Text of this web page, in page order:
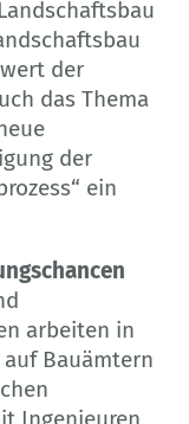
der
das Thema
der
ein
arbeiten in
Bauämtern
Ingenieuren